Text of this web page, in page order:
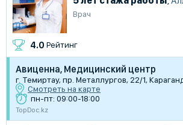
Врач
4.0 Рейтинг
Авиценна, Медицинский центр
г. Темиртау, пр. Металлургов, 22/1,
Смотреть на карте
пн-пт: 09:00-18:00
TopDoc.kz